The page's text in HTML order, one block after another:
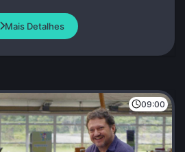
Mais Detalhes
09:00